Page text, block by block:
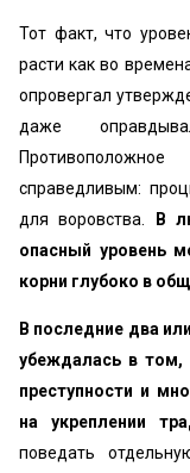
Тот факт, что
расти как во
опровергал
даже
справедливым:
для воровства.
В
опасный уровень
корни глубоко в
В последние два
убеждалась в
преступности и
на укреплении
поведать